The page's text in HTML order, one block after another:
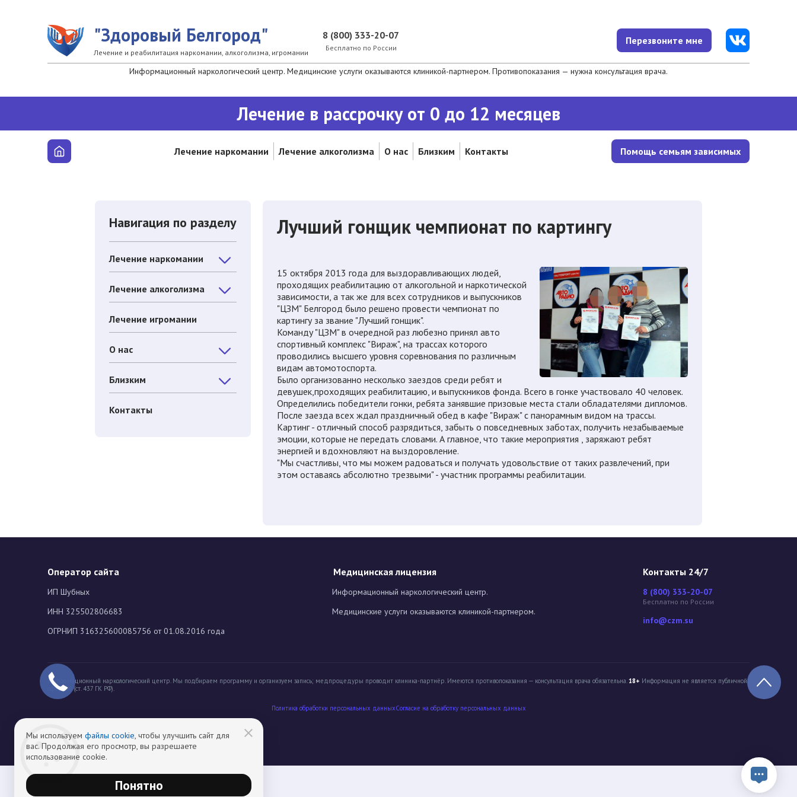
"Здоровый Белгород"
Лечение и реабилитация наркомании, алкоголизма, игромании
8 (800) 333-20-07
Бесплатно по России
Перезвоните мне
Информационный наркологический центр. Медицинские услуги оказываются клиникой-партнером. Противопоказания — нужна консультация врача.
Лечение в рассрочку от 0 до 12 месяцев
Лечение наркомании Лечение алкоголизма О нас Близким Контакты Помощь семьям зависимых
Навигация по разделу
Лечение наркомании
Лечение алкоголизма
Лечение игромании
О нас
Близким
Контакты
Лучший гонщик чемпионат по картингу
15 октября 2013 года для выздоравливающих людей,
проходящих реабилитацию от алкогольной и наркотической
зависимости, а так же для всех сотрудников и выпускников
"ЦЗМ" Белгород было решено провести чемпионат по
картингу за звание "Лучший гонщик".
Команду "ЦЗМ" в очередной раз любезно принял авто
спортивный комплекс "Вираж", на трассах которого
проводились высшего уровня соревнования по различным
видам автомотоспорта.
Было организованно несколько заездов среди ребят и
девушек,проходящих реабилитацию, и выпускников фонда. Всего в гонке участвовало 40 человек.
Определились победители гонки, ребята занявшие призовые места стали обладателями дипломов.
После заезда всех ждал праздничный обед в кафе "Вираж" с панорамным видом на трассы.
Картинг - отличный способ разрядиться, забыть о повседневных заботах, получить незабываемые
эмоции, которые не передать словами. А главное, что такие мероприятия , заряжают ребят
энергией и вдохновляют на выздоровление.
"Мы счастливы, что мы можем радоваться и получать удовольствие от таких развлечений, при
этом оставаясь абсолютно трезвыми" - участник программы реабилитации.
Оператор сайта
ИП Шубных
ИНН 325502806683
ОГРНИП 316325600085756 от 01.08.2016 года
Медицинская лицензия
Информационный наркологический центр.
Медицинские услуги оказываются клиникой-партнером.
Контакты 24/7
8 (800) 333-20-07
Бесплатно по России
info@czm.su
Информационный наркологический центр. Мы подбираем программу и организуем запись; медпроцедуры проводит клиника-партнёр. Имеются противопоказания — консультация врача обязательна.18+ Информация не является публичной
офертой (ст. 437 ГК РФ).
Политика обработки персональных данныхCогласие на обработку персональных данных
Мы используем файлы cookie, чтобы улучшить сайт для
вас. Продолжая его просмотр, вы разрешаете
использование cookie.
Понятно